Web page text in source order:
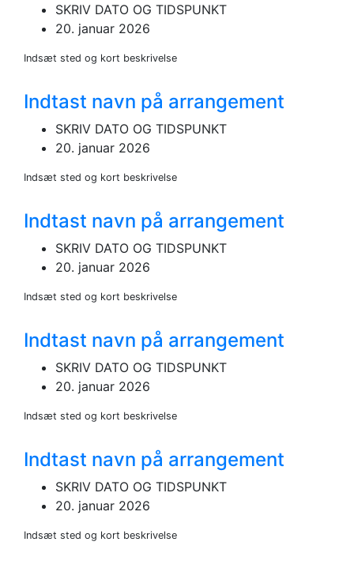
SKRIV DATO OG TIDSPUNKT
20. januar 2026
Indsæt sted og kort beskrivelse
Indtast navn på arrangement
SKRIV DATO OG TIDSPUNKT
20. januar 2026
Indsæt sted og kort beskrivelse
Indtast navn på arrangement
SKRIV DATO OG TIDSPUNKT
20. januar 2026
Indsæt sted og kort beskrivelse
Indtast navn på arrangement
SKRIV DATO OG TIDSPUNKT
20. januar 2026
Indsæt sted og kort beskrivelse
Indtast navn på arrangement
SKRIV DATO OG TIDSPUNKT
20. januar 2026
Indsæt sted og kort beskrivelse